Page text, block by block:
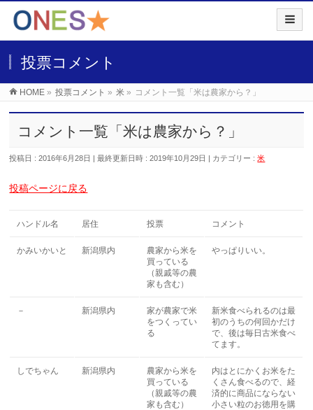
投票コメント
HOME » 投票コメント » 米 » コメント一覧「米は農家から？」
コメント一覧「米は農家から？」
投稿日 : 2016年6月28日 最終更新日時 : 2019年10月29日 カテゴリー :米
投稿ページに戻る
ハンドル名 居住 投票 コメント
かみいかいと 新潟県内
農家から米を
買っている
（親戚等の農
家も含む）
やっぱりいい。
－ 新潟県内
家が農家で米
をつくってい
る
新米食べられるのは最
初のうちの何回かだけ
で、後は毎日古米食べ
てます。
しでちゃん 新潟県内
農家から米を
買っている
（親戚等の農
家も含む）
内はとにかくお米をた
くさん食べるので、経
済的に商品にならない
小さい粒のお徳用を購